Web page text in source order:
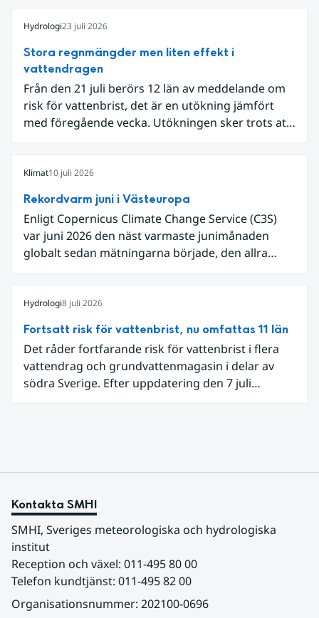
Hydrologi23 juli 2026
Stora regnmängder men liten effekt i
vattendragen
Från den 21 juli berörs 12 län av meddelande om
risk för vattenbrist, det är en utökning jämfört
med föregående vecka. Utökningen sker trots att
och att det på en del håll då kom rikliga
nederbördsmängder.
Klimat10 juli 2026
Rekordvarm juni i Västeuropa
Enligt Copernicus Climate Change Service (C3S)
var juni 2026 den näst varmaste junimånaden
globalt sedan mätningarna började, den allra
begränsar oss till Västeuropa var det den allra
varmaste juni. Detta betingades till stor del av en
extrem hetta i slutet av månaden. Världshavens
ytvattentemperaturer var den högsta som
uppmätts för en juni månad, vilket ligger i fas med
en framväxande El Niño i Stilla havet.
Hydrologi8 juli 2026
Fortsatt risk för vattenbrist, nu omfattas 11 län
Det råder fortfarande risk för vattenbrist i flera
vattendrag och grundvattenmagasin i delar av
södra Sverige. Efter uppdatering den 7 juli
vakthavande hydrolog på SMHI.
Kontakta SMHI
SMHI, Sveriges meteorologiska och hydrologiska
institut
Reception och växel: 011-495 80 00
Telefon kundtjänst: 011-495 82 00
Organisationsnummer: 202100-0696